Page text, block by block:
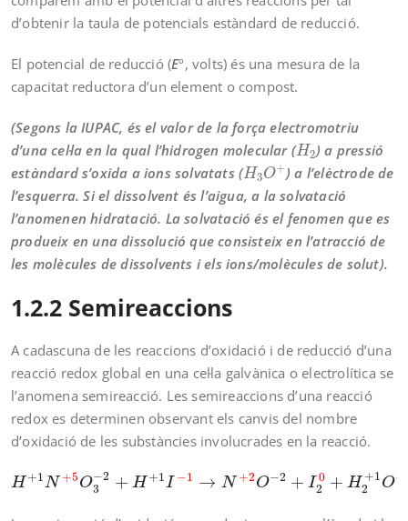
d’obtenir la taula de potencials estàndard de reducció.
El potencial de reducció (Eº, volts) és una mesura de la
capacitat reductora d’un element o compost.
(Segons la IUPAC, és el valor de la força electromotriu
d’una cel·la en la qual l’hidrogen molecular (H2
H2) a pressió
estàndard s’oxida a ions solvatats (H3O+
H3O+) a l’elèctrode de
l’esquerra. Si el dissolvent és l’aigua, a la solvatació
l’anomenen hidratació. La solvatació és el fenomen que es
produeix en una dissolució que consisteix en l’atracció de
les molècules de dissolvents i els ions/molècules de solut).
1.2.2 Semireaccions
A cadascuna de les reaccions d’oxidació i de reducció d’una
reacció redox global en una cel·la galvànica o electrolítica se
l’anomena semireacció. Les semireaccions d’una reacció
redox es determinen observant els canvis del nombre
d’oxidació de les substàncies involucrades en la reacció.
H +1N +5O−2
3
+ H +1I −1 → N +2O−2 + I0
2
+ H +1
2
O−
H+1 N+5O3− 2 H+1 I−1 +2O−2+ 2 0+ H +1O −2